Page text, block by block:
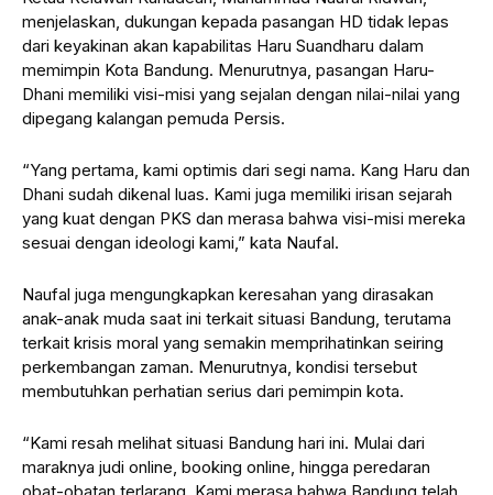
menjelaskan, dukungan kepada pasangan HD tidak lepas
dari keyakinan akan kapabilitas Haru Suandharu dalam
memimpin Kota Bandung. Menurutnya, pasangan Haru-
Dhani memiliki visi-misi yang sejalan dengan nilai-nilai yang
dipegang kalangan pemuda Persis.
“Yang pertama, kami optimis dari segi nama. Kang Haru dan
Dhani sudah dikenal luas. Kami juga memiliki irisan sejarah
yang kuat dengan PKS dan merasa bahwa visi-misi mereka
sesuai dengan ideologi kami,” kata Naufal.
Naufal juga mengungkapkan keresahan yang dirasakan
anak-anak muda saat ini terkait situasi Bandung, terutama
terkait krisis moral yang semakin memprihatinkan seiring
perkembangan zaman. Menurutnya, kondisi tersebut
membutuhkan perhatian serius dari pemimpin kota.
“Kami resah melihat situasi Bandung hari ini. Mulai dari
maraknya judi online, booking online, hingga peredaran